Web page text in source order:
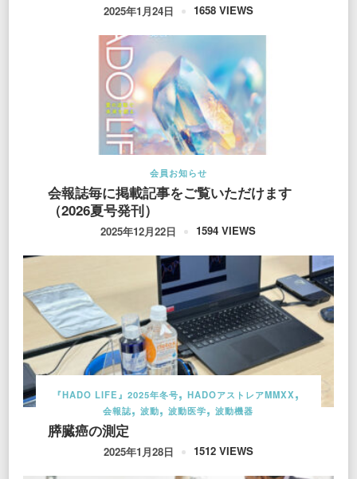
2025年1月24日 1658 VIEWS
会員お知らせ
会報誌毎に掲載記事をご覧いただけます
（2026夏号発刊）
2025年12月22日 1594 VIEWS
『HADO LIFE』2025年冬号
HADOアストレアMMXX
会報誌
波動 波動医学 波動機器
膵臓癌の測定
2025年1月28日 1512 VIEWS